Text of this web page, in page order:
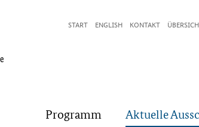
START ENGLISH KONTAKT
Programm Aktuelle